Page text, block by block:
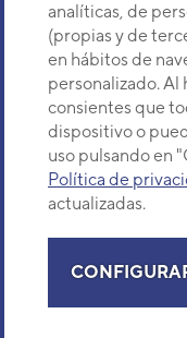
analíticas, de
(propias y de
en hábitos de
personalizado. Al
consientes que
dispositivo o
uso pulsando en
Política de
actualizadas.
IV
IV
¿Buscas un servicio
Selecciona provincia